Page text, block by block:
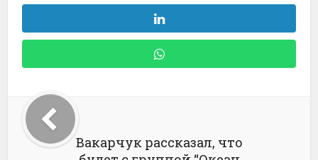
Вакарчук рассказал, что